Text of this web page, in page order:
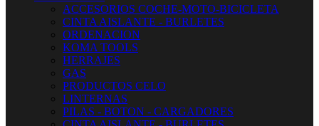
ACCESORIOS COCHE-MOTO-BICICLETA
CINTA AISLANTE - BURLETES
ORDENACION
KOMA TOOLS
HERRAJES
GAS
PRODUCTOS CELO
LINTERNAS
PILAS - BOTON - CARGADORES